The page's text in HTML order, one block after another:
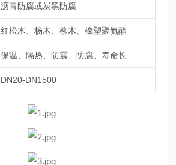
沥青防腐或炭黑防腐
红松木、杨木、柳木、橡塑聚氨酯
保温、隔热、防震、防腐、寿命长
DN20-DN1500